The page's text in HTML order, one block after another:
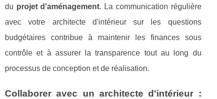
du projet d'aménagement. La communication régulière
avec votre architecte d'intérieur sur les questions
budgétaires contribue à maintenir les finances sous
contrôle et à assurer la transparence tout au long du
processus de conception et de réalisation.
Collaborer avec un architecte d'intérieur :